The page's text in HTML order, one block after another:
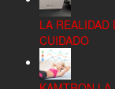
LA REALIDAD
CUIDADO